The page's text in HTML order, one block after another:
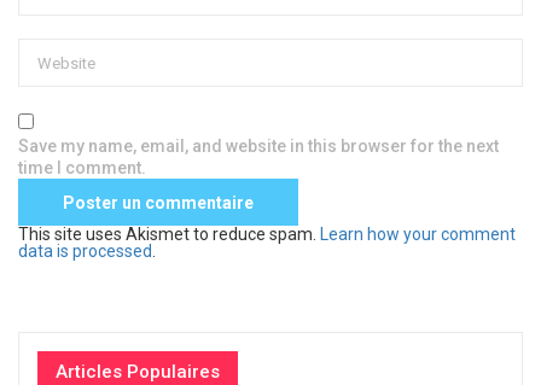
Save my name, email, and website in this browser for the next
time I comment.
This site uses Akismet to reduce spam. Learn how your comment
data is processed.
Articles Populaires